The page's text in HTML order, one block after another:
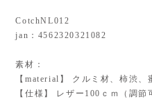
CotchNL012
jan：4562320321082
素材：
【material】 クルミ材、柿渋
【仕様】 レザー100ｃｍ（調節